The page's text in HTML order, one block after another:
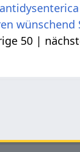
wünschend
50 |